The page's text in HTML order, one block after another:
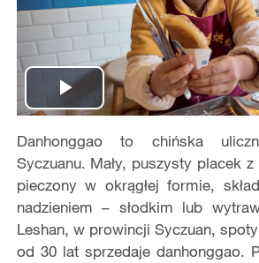
Play
Video
Danhonggao to chińska
Syczuanu. Mały, puszysty placek
pieczony w okrągłej formie,
nadzieniem – słodkim lub
Leshan, w prowincji Syczuan,
od 30 lat sprzedaje danhonggao.